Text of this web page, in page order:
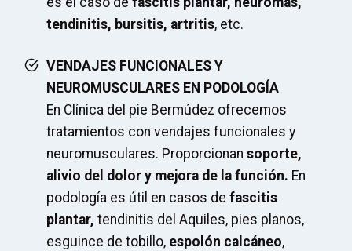
tendinitis, bursitis, artritis, etc.
VENDAJES FUNCIONALES Y
NEUROMUSCULARES EN PODOLOGÍA
En Clínica del pie Bermúdez ofrecemos
tratamientos con vendajes funcionales y
neuromusculares. Proporcionan soporte,
alivio del dolor y mejora de la función. En
podología es útil en casos de fascitis
plantar, tendinitis del Aquiles, pies planos,
esguince de tobillo, espolón calcáneo,